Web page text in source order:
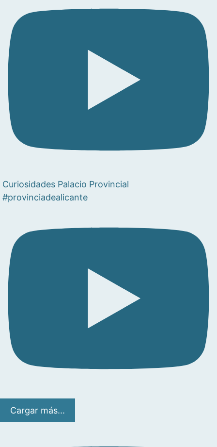
Curiosidades Palacio Provincial
#provinciadealicante
Cargar más...